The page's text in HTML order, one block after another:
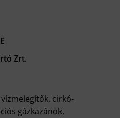
Zrt.
cirkó-
gázkazánok,